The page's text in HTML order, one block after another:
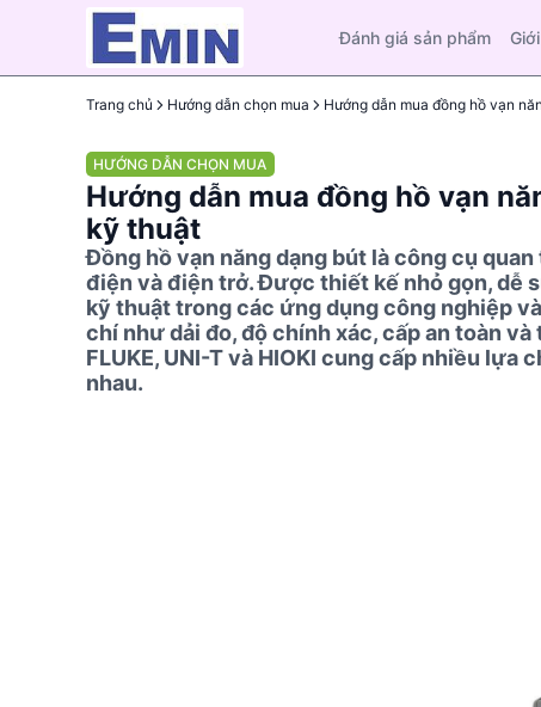
Đánh giá sản phẩm
Trang chủ Hướng dẫn chọn mua
HƯỚNG DẪN CHỌN MUA
Hướng dẫn mua đồng hồ vạn
kỹ thuật
Đồng hồ vạn năng dạng bút là công cụ
điện và điện trở. Được thiết kế nhỏ gọn, dễ
kỹ thuật trong các ứng dụng công nghiệp
chí như dải đo, độ chính xác, cấp an toàn
FLUKE, UNI-T và HIOKI cung cấp nhiều
nhau.